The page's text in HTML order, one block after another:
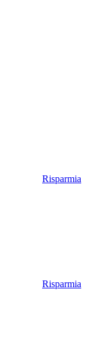
Risparmia
Risparmia